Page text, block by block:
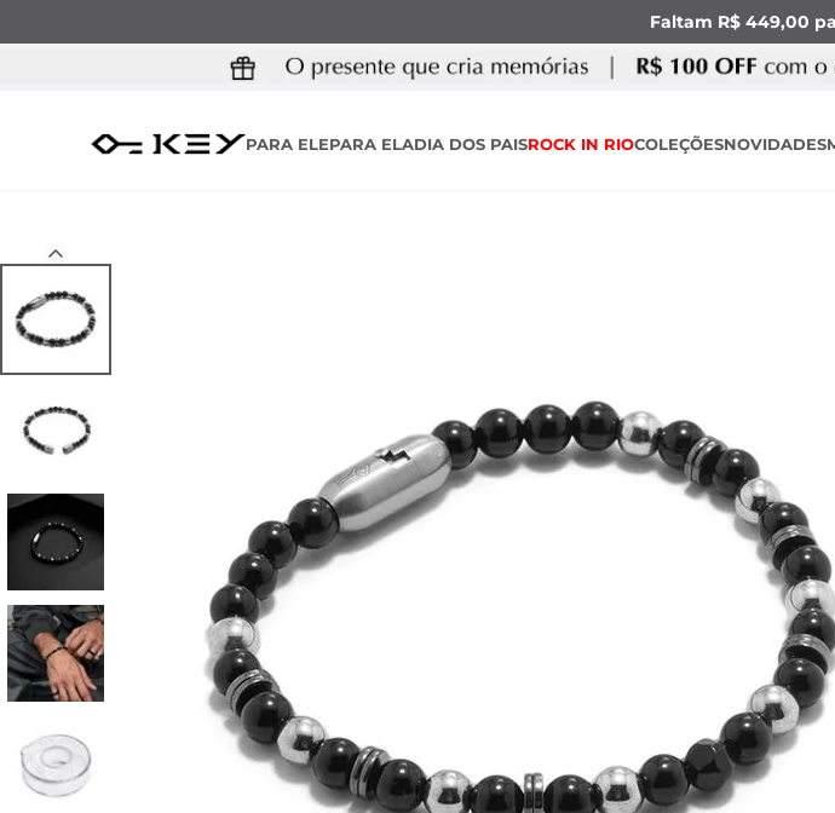
Faltam R$ 449,00
PARA ELEPARA ELADIA DOS PAISROCK IN RIOCOLEÇÕESNOVIDADES